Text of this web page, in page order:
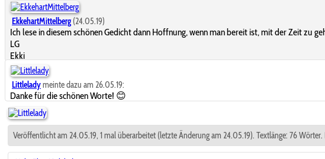
EkkehartMittelberg (24.05.19)
Ich lese in diesem schönen Gedicht dann Hoffnung, wenn man bereit ist, mit der Zeit zu
LG
Ekki
Littleladymeinte dazu am 26.05.19:
Danke für die schönen Worte! 😊
Veröffentlicht am 24.05.19, 1 mal überarbeitet (letzte Änderung am 24.05.19). Textlänge: 76